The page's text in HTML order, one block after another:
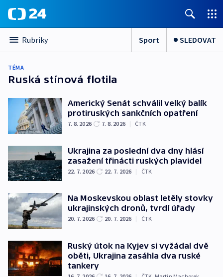
Rubriky Sport SLEDOVAT
TÉMA
Ruská stínová flotila
Americký Senát schválil velký balík
protiruských sankčních opatření
7. 8. 2026 7. 8. 2026 | ČTK
Ukrajina za poslední dva dny hlásí
zasažení třinácti ruských plavidel
22. 7. 2026 22. 7. 2026 | ČTK
Na Moskevskou oblast letěly stovky
ukrajinských dronů, tvrdí úřady
20. 7. 2026 20. 7. 2026 | ČTK
Ruský útok na Kyjev si vyžádal dvě
oběti, Ukrajina zasáhla dva ruské
tankery